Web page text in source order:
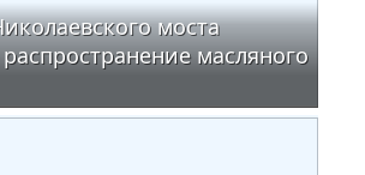
моста
масляного